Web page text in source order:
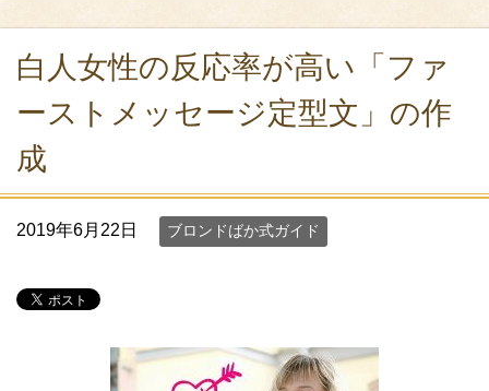
白人女性の反応率が高い「ファ
ーストメッセージ定型文」の作
成
2019年6月22日 ブロンドばか式ガイド